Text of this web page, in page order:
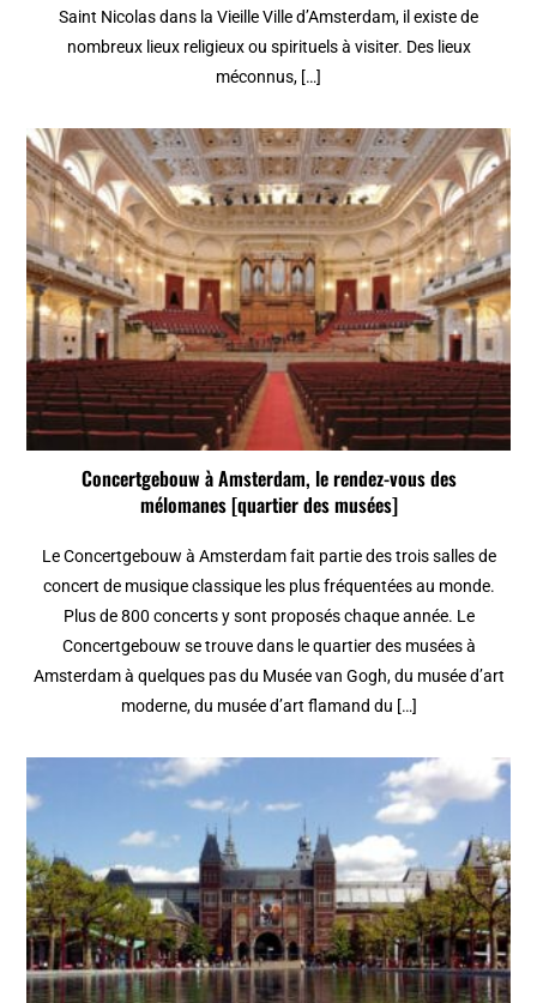
Saint Nicolas dans la Vieille Ville d’Amsterdam, il existe de
nombreux lieux religieux ou spirituels à visiter. Des lieux
méconnus, […]
Concertgebouw à Amsterdam, le rendez-vous des
mélomanes [quartier des musées]
Le Concertgebouw à Amsterdam fait partie des trois salles de
concert de musique classique les plus fréquentées au monde.
Plus de 800 concerts y sont proposés chaque année. Le
Concertgebouw se trouve dans le quartier des musées à
Amsterdam à quelques pas du Musée van Gogh, du musée d’art
moderne, du musée d’art flamand du […]